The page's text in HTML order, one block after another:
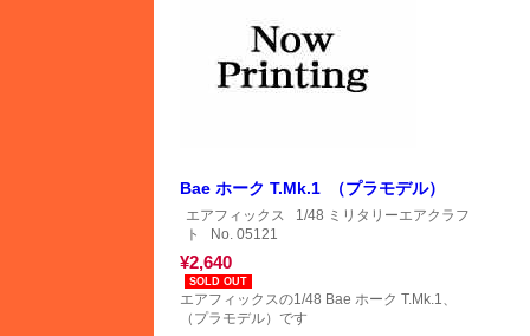
Bae ホーク T.Mk.1 （プラモデル）
エアフィックス
1/48 ミリタリーエアクラフ
ト
No. 05121
¥2,640
SOLD OUT
エアフィックスの1/48 Bae ホーク T.Mk.1、
（プラモデル）です